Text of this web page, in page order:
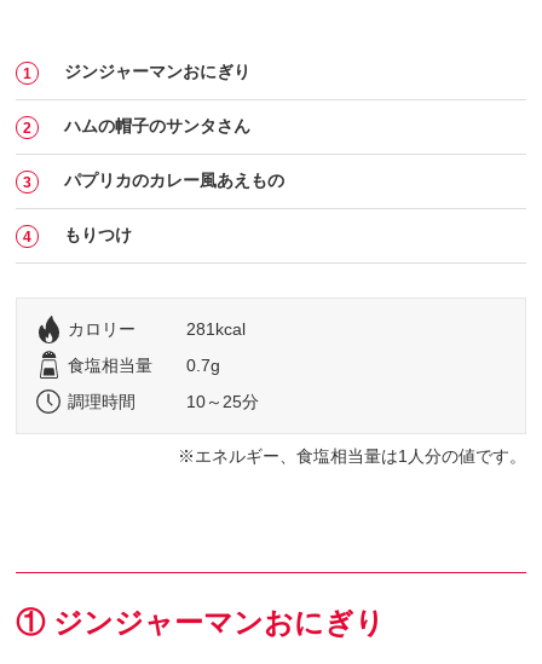
ジンジャーマンおにぎり
ハムの帽子のサンタさん
パプリカのカレー風あえもの
もりつけ
カロリー
281kcal
食塩相当量
0.7g
調理時間
10～25分
エネルギー、食塩相当量は1人分の値です。
① ジンジャーマンおにぎり